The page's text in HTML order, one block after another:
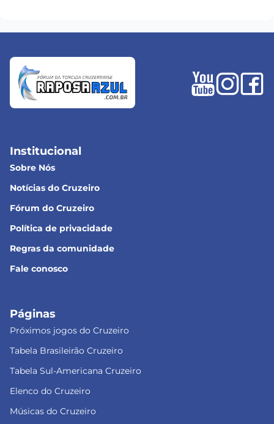
Institucional
Sobre Nós
Notícias do Cruzeiro
Fórum do Cruzeiro
Política de privacidade
Regras da comunidade
Fale conosco
Páginas
Próximos jogos do Cruzeiro
Tabela Brasileirão Cruzeiro
Tabela Sul-Americana Cruzeiro
Elenco do Cruzeiro
Músicas do Cruzeiro